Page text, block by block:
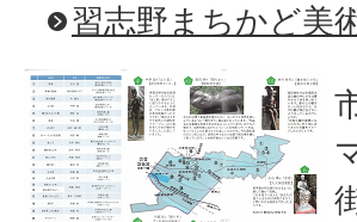
習志野まちかど美